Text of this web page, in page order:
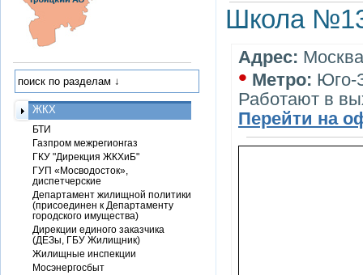
Школа
Адрес:
• Метро: Юго-
Работают в
Перейти на
ЖКХ
БТИ
Газпром межрегионгаз
ГКУ "Дирекция ЖКХиБ"
ГУП «Мосводосток»,
диспетчерские
Департамент жилищной политики
(присоединен к Департаменту
городского имущества)
Дирекции единого заказчика
(ДЕЗы, ГБУ Жилищник)
Жилищные инспекции
Мосэнергосбыт